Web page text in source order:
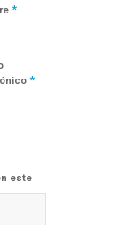
*
*
este